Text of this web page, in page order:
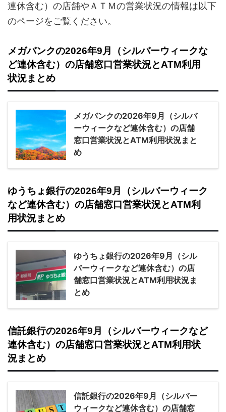
連休含む）の店舗やＡＴＭの営業状況の情報は以下
のページをご覧ください。
メガバンクの2026年9月（シルバーウィークな
ど連休含む）の店舗窓口営業状況とATM利用
状況まとめ
メガバンクの2026年9月（シルバ
ーウィークなど連休含む）の店舗
窓口営業状況とATM利用状況まと
め
ゆうちょ銀行の2026年9月（シルバーウィーク
など連休含む）の店舗窓口営業状況とATM利
用状況まとめ
ゆうちょ銀行の2026年9月（シル
バーウィークなど連休含む）の店
舗窓口営業状況とATM利用状況ま
とめ
信託銀行の2026年9月（シルバーウィークなど
連休含む）の店舗窓口営業状況とATM利用状
況まとめ
信託銀行の2026年9月（シルバー
ウィークなど連休含む）の店舗窓